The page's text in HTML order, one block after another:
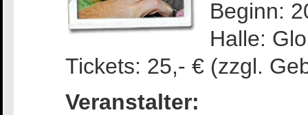
Beginn:
Halle:
Tickets: 25,- € (zzgl.
Veranstalter: